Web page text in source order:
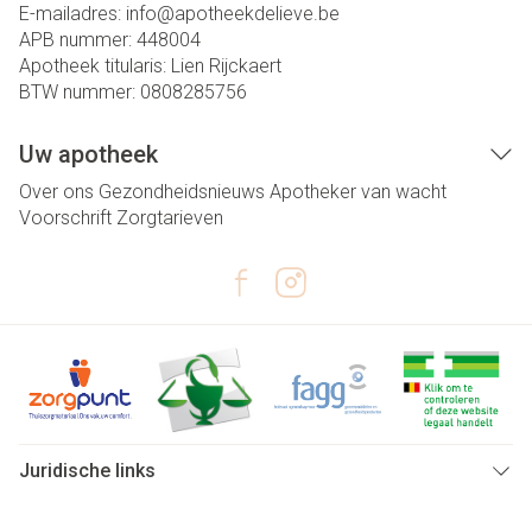
E-mailadres: info@apotheekdelieve.be
APB nummer: 448004
Apotheek titularis: Lien Rijckaert
BTW nummer: 0808285756
Uw apotheek
Over ons Gezondheidsnieuws Apotheker van wacht
Voorschrift Zorgtarieven
Juridische links